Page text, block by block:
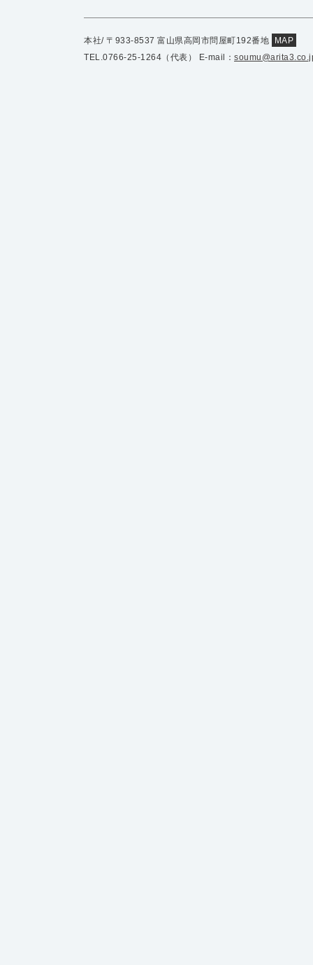
本社/ 〒933-8537 富山県高岡市問屋町192番地
MAP
TEL.0766-25-1264（代表） E-mail：